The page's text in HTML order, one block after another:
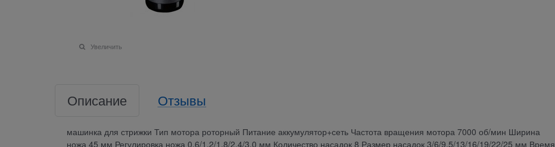
Увеличить
Описание Отзывы
машинка для стрижки Тип мотора роторный Питание аккумулятор+сеть Частота вращения мотора 7000 об/мин Ширина
ножа 45 мм Регулировка ножа 0.6/1.2/1.8/2.4/3.0 мм Количество насадок 8 Размер насадок 3/6/9.5/13/16/19/22/25 мм Время